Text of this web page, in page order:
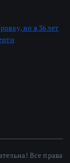
но в 36 лет
Все права